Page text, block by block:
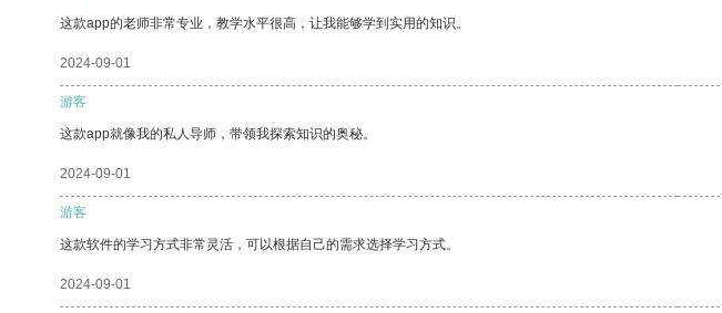
这款app的老师非常专业，教学水平很高，让我能够学到实用的知识。
2024-09-01
游客
这款app就像我的私人导师，带领我探索知识的奥秘。
2024-09-01
游客
这款软件的学习方式非常灵活，可以根据自己的需求选择学习方式。
2024-09-01